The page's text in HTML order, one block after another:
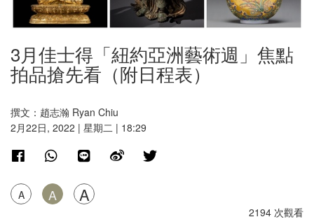
3月佳士得「紐約亞洲藝術週」焦點
拍品搶先看（附日程表）
撰文：趙志瀚 Ryan Chiu
2月22日, 2022 | 星期二 | 18:29
A A A
2194 次觀看